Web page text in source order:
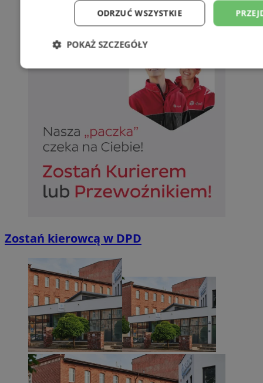
Zostań kierowcą w DPD
ODRZUĆ WSZYSTKIE
POKAŻ SZCZEGÓŁY
Niezbędne Wydajność
Niesklasyfikowane
Niezbędne Wydajność Targetowanie
można prawidłowo korzystać ze strony internetowej.
SessID
sosnowiecki.pl
QeSessID sosnowiecki.pl
MvSessID sosnowiecki.pl